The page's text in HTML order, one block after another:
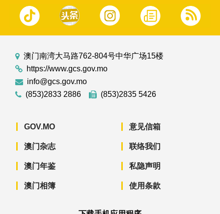
澳门南湾大马路762-804号中华广场15楼
https://www.gcs.gov.mo
info@gcs.gov.mo
(853)2833 2886
(853)2835 5426
GOV.MO
澳门杂志
澳门年鉴
澳门相簿
意见信箱
联络我们
私隐声明
使用条款